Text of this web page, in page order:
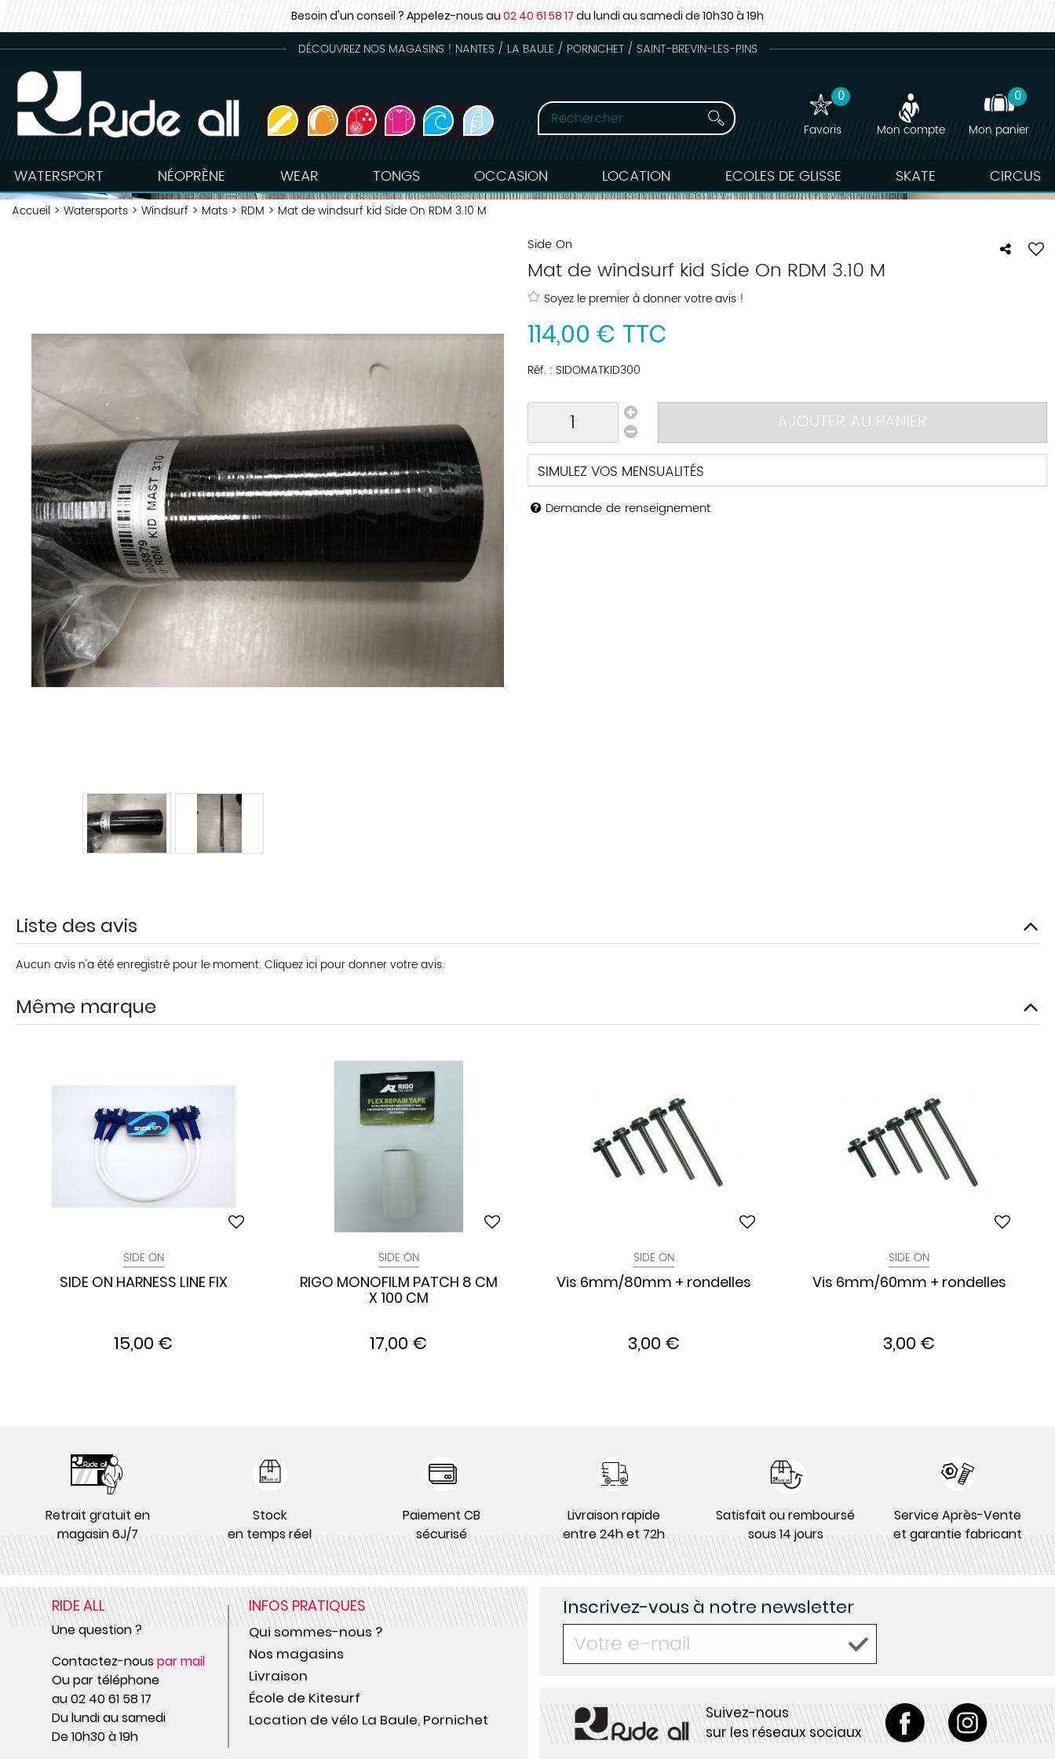
Besoin d'un conseil ? Appelez-nous au02 40 61 58 17 du lundi au samedide 10h30 à 19h
DÉCOUVREZ NOS MAGASINS ! NANTES / LA BAULE / PORNICHET / SAINT-BREVIN-LES-PINS
0
Favoris
Mon compte
0
Mon panier
WATERSPORT NÉOPRÈNE WEAR TONGS OCCASION LOCATION ECOLES DE GLISSE SKATE CIRCUS
Accueil > Watersports > Windsurf > Mats > RDM > Mat de windsurf kid Side On RDM 3.10 M
Side On
Mat de windsurf kid Side On RDM 3.10 M
Soyez le premier à donner votre avis !
114,00 € TTC
Réf. : SIDOMATKID300
AJOUTER AU PANIER
SIMULEZ VOS MENSUALITÉS
Demande de renseignement
Liste des avis
Aucun avis n'a été enregistré pour le moment. Cliquez ici pour donner votre avis.
Même marque
SIDE ON
SIDE ON HARNESS LINE FIX
15,00 €
SIDE ON
RIGO MONOFILM PATCH 8 CM
X 100 CM
17,00 €
SIDE ON
Vis 6mm/80mm + rondelles
3,00 €
SIDE ON
Vis 6mm/60mm + rondelles
3,00 €
Retrait gratuit en
magasin 6J/7
Stock
en temps réel
Paiement CB
sécurisé
Livraison rapide
entre 24h et 72h
Satisfait ou remboursé
sous 14 jours
Service Après-Vente
et garantie fabricant
RIDE ALL
Une question ?
Contactez-nouspar mail
Ou par téléphone
au 02 40 61 58 17
Du lundi au samedi
De 10h30 à 19h
INFOS PRATIQUES
Qui sommes-nous ?
Nos magasins
Livraison
École de Kitesurf
Location de vélo La Baule, Pornichet
Inscrivez-vous à notre newsletter
Suivez-nous
sur les réseaux sociaux